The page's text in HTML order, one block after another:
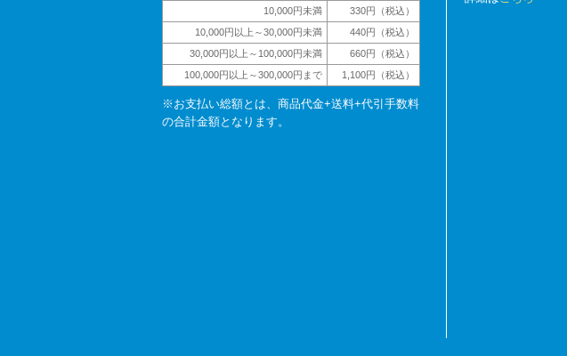
10,000円未満
330円（税込）
10,000円以上～30,000円未満
440円（税込）
30,000円以上～100,000円未満
660円（税込）
100,000円以上～300,000円まで
1,100円（税込）
※お支払い総額とは、商品代金+送料+代引手数料
の合計金額となります。